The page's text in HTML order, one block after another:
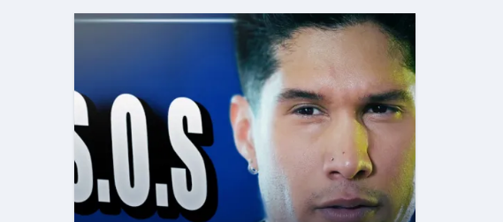
¡EXCLUSIVA! Revelamos la
verdad detrás del divorcio de
Carolina Sandoval y Nick
Hernández
Nov 26, 2024